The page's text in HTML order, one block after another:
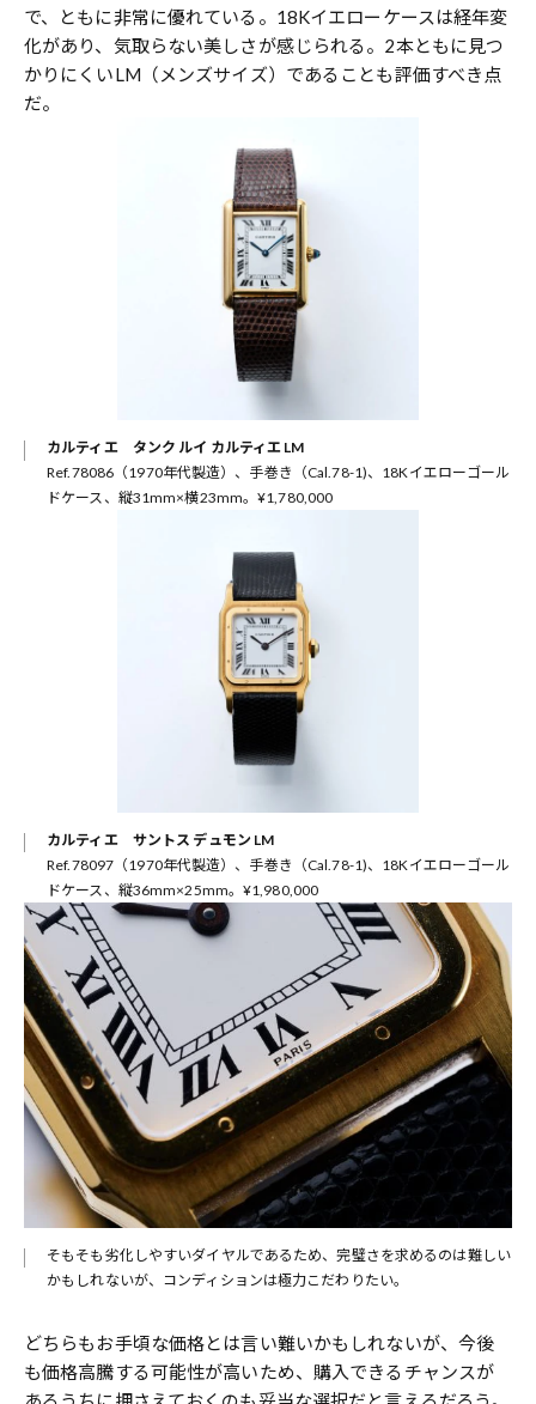
で、ともに非常に優れている。18Kイエローケースは経年変
化があり、気取らない美しさが感じられる。2本ともに見つ
かりにくいLM（メンズサイズ）であることも評価すべき点
だ。
カルティエ タンク ルイ カルティエ LM
Ref.78086（1970年代製造）、手巻き（Cal.78-1)、18Kイエローゴール
ドケース、縦31mm×横23mm。¥1,780,000
カルティエ サントス デュモン LM
Ref.78097（1970年代製造）、手巻き（Cal.78-1)、18Kイエローゴール
ドケース、縦36mm×25mm。¥1,980,000
そもそも劣化しやすいダイヤルであるため、完璧さを求めるのは難しい
かもしれないが、コンディションは極力こだわりたい。
どちらもお手頃な価格とは言い難いかもしれないが、今後
も価格高騰する可能性が高いため、購入できるチャンスが